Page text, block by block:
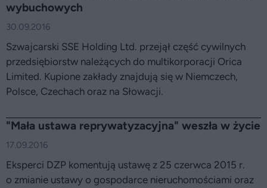
wybuchowych
30.09.2016
Szwajcarski SSE Holding Ltd. przejął część cywilnych
przedsiębiorstw należących do multikorporacji Orica
Limited. Kupione zakłady znajdują się w Niemczech,
Polsce, Czechach oraz na Słowacji.
"Mała ustawa reprywatyzacyjna" weszła w życie
17.09.2016
Eksperci DZP komentują ustawę z 25 czerwca 2015 r.
o zmianie ustawy o gospodarce nieruchomościami oraz